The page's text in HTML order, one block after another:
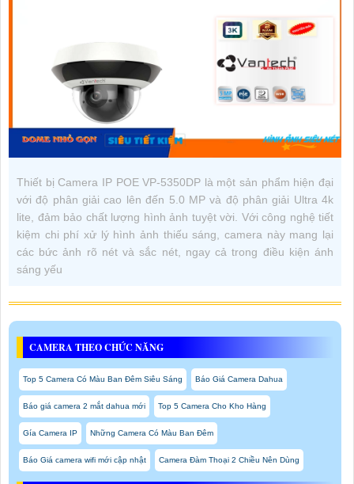
Thiết bị Camera IP POE VP-5350DP là một sản phẩm hiện đại
với độ phân giải cao lên đến 5.0 MP và độ phân giải Ultra 4k
lite, đảm bảo chất lượng hình ảnh tuyệt vời. Với công nghệ tiết
kiệm chi phí xử lý hình ảnh thiếu sáng, camera này mang lại
các bức ảnh rõ nét và sắc nét, ngay cả trong điều kiện ánh
sáng yếu
CAMERA THEO CHỨC NĂNG
Top 5 Camera Có Màu Ban Đêm Siêu Sáng Báo Giá Camera Dahua
Báo giá camera 2 mắt dahua mới Top 5 Camera Cho Kho Hàng
Gía Camera IP Những Camera Có Màu Ban Đêm
Báo Giá camera wifi mới cập nhật Camera Đàm Thoại 2 Chiều Nên Dùng